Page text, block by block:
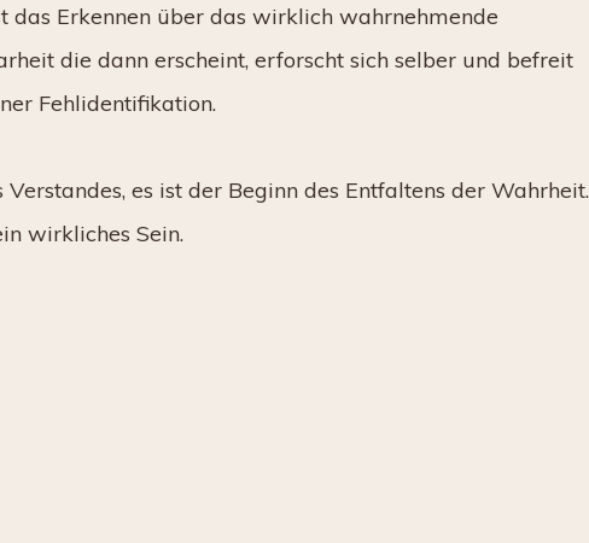
das Erkennen über das wirklich wahrnehmende
die dann erscheint, erforscht sich selber und befreit
Fehlidentifikation.
es ist der Beginn des Entfaltens der Wahrheit.
wirkliches Sein.